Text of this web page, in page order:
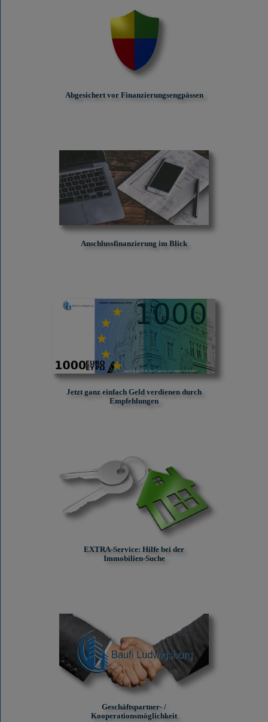
Abgesichert vor Finanzierungs­engpässen
Anschlussfinanzierung im Blick
Jetzt ganz einfach Geld verdienen durch
Empfehlungen
EXTRA-Service: Hilfe bei der
Immobilien-Suche
Geschäftspartner- /
Kooperationsmöglichkeit